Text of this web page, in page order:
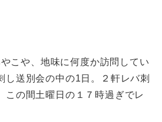
こや、地味に何度か訪問してい
し送別会の中の1日。２軒レバ刺
この間土曜日の１７時過ぎでレ